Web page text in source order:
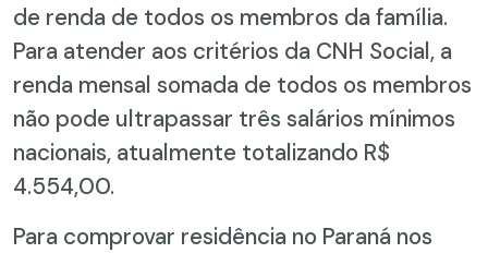
de renda de todos os membros da família.
Para atender aos critérios da CNH Social, a
renda mensal somada de todos os membros
não pode ultrapassar três salários mínimos
nacionais, atualmente totalizando R$
4.554,00.
Para comprovar residência no Paraná nos